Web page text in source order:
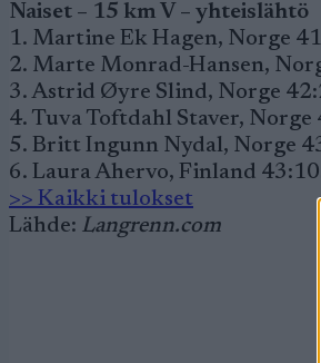
Naiset – 15 km V – yhteislähtö
1. Martine Ek Hagen, Norge
2. Marte Monrad-Hansen,
3. Astrid Øyre Slind, Norge
4. Tuva Toftdahl Staver, Norge
5. Britt Ingunn Nydal, Norge
6. Laura Ahervo, Finland
>> Kaikki tulokset
Lähde: Langrenn.com